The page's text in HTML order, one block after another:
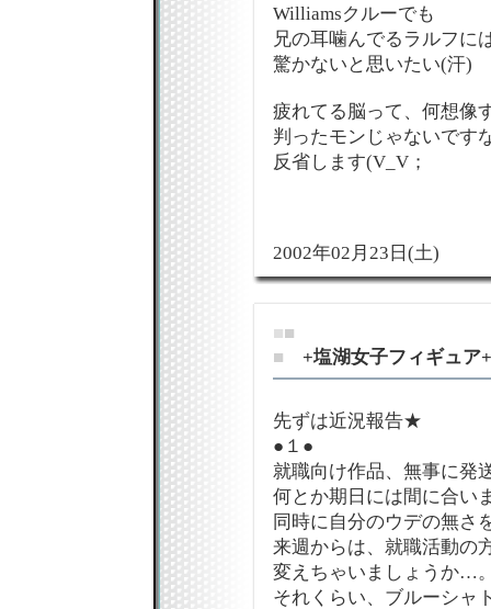
Williamsクルーでも
兄の耳噛んでるラルフに
驚かないと思いたい(汗)
疲れてる脳って、何想像
判ったモンじゃないです
反省します(V_V；
2002年02月23日(土)
■■
■
+塩湖女子フィギュア+
先ずは近況報告★
●１●
就職向け作品、無事に発
何とか期日には間に合い
同時に自分のウデの無さ
来週からは、就職活動の
変えちゃいましょうか…
それくらい、ブルーシャ